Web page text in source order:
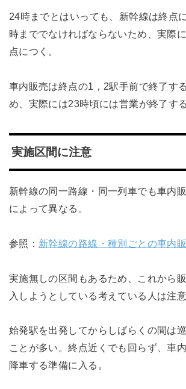
24時までとはいっても、新幹線は終点
時まででなければならないため、実際
点につく。
車内販売は終点の1，2駅手前で終了す
め、実際には23時頃には営業が終了する
実施区間に注意
新幹線の同一路線・同一列車でも車内
によって異なる。
参照： 新幹線の路線・種別ごとの車内
実施無しの区間もあるため、これから
入しようとしている考えている人は注
始発駅を出発してからしばらくの間は
ことが多い。終点近くでも回らず、車
降車する準備に入る。